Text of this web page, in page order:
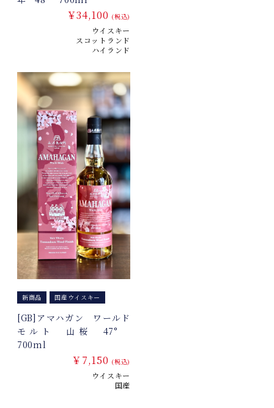
￥34,100 (税込)
ウイスキー
スコットランド
ハイランド
新商品 国産ウイスキー
[GB]アマハガン ワールド
モルト 山桜 47°
700ml
￥7,150 (税込)
ウイスキー
国産